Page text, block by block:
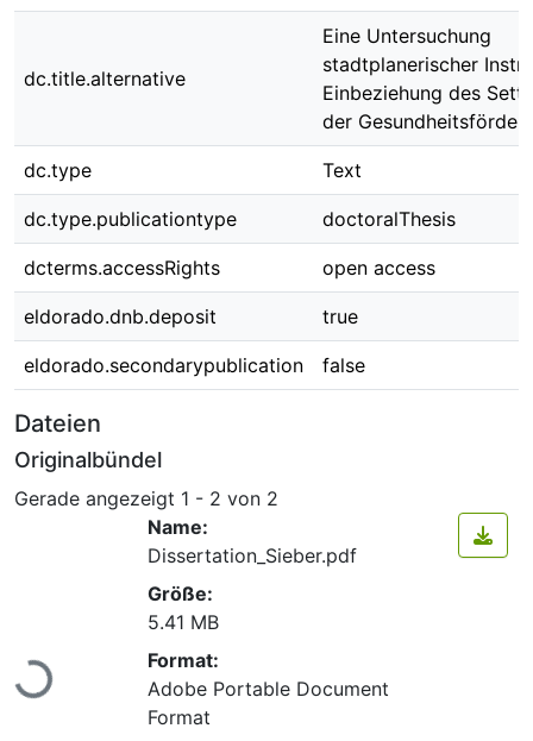
dc.title.alternative
Eine Untersuchung
stadtplanerischer
Einbeziehung des
der
dc.type Text
dc.type.publicationtype doctoralThesis
dcterms.accessRights open access
eldorado.dnb.deposit true
eldorado.secondarypublication false
Dateien
Originalbündel
Gerade angezeigt 1 - 2 von 2
Lade...
Name:
Dissertation_Sieber.pdf
Größe:
5.41 MB
Format:
Adobe Portable Document
Format